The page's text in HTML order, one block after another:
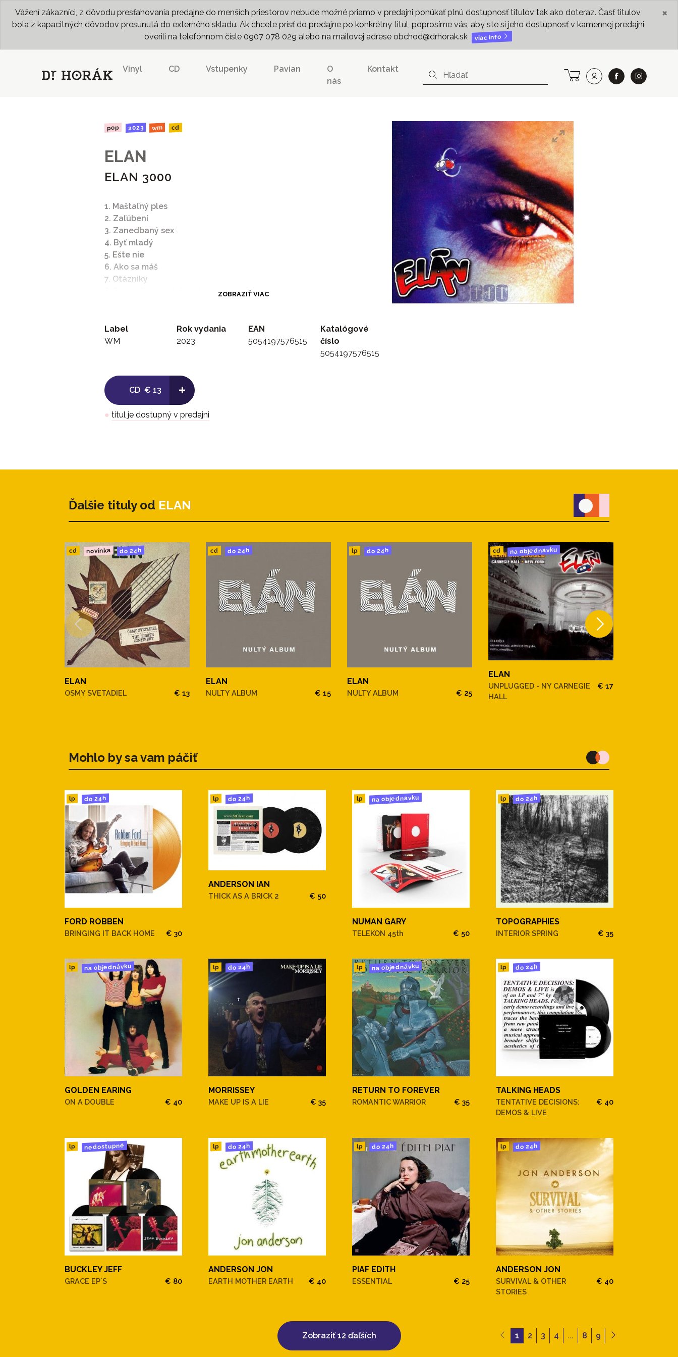
Vážení zákazníci, z dôvodu presťahovania predajne do menších priestorov nebude možné priamo v predajni ponúkať plnú dostupnosť titulov tak ako doteraz. Časť titulov
bola z kapacitných dôvodov presunutá do externého skladu. Ak chcete prísť do predajne po konkrétny titul, poprosíme vás, aby ste si jeho dostupnosť v kamennej predajni
overili na telefónnom čísle 0907 078 029 alebo na mailovej adrese obchod@drhorak.sk
viac info
×
Vinyl CD Vstupenky Pavian
O
nás
Kontakt
pop 2023 wm cd
ELAN
ELAN 3000
1. Maštaľný ples
2. Zaľúbení
3. Zanedbaný sex
4. Byť mladý
5. Ešte nie
6. Ako sa máš
7. Otázniky
11. Jericho
12. Nepolepšiteľní
ZOBRAZIŤ VIAC
Label
WM
Rok vydania
2023
EAN
5054197576515
Katalógové
číslo
5054197576515
CD € 13 +
● titul je dostupný v predajni
Ďalšie tituly od ELAN
cd novinka do 24h
ELAN
OSMY SVETADIEL € 13
cd do 24h
ELAN
NULTY ALBUM € 15
lp do 24h
ELAN
NULTY ALBUM € 25
cd na objednávku
ELAN
UNPLUGGED - NY CARNEGIE
HALL
€ 17
Mohlo by sa vam páčiť
lp do 24h
FORD ROBBEN
BRINGING IT BACK HOME € 30
lp do 24h
ANDERSON IAN
THICK AS A BRICK 2 € 50
lp na objednávku
NUMAN GARY
TELEKON 45th € 50
lp do 24h
TOPOGRAPHIES
INTERIOR SPRING € 35
lp na objednávku
GOLDEN EARING
ON A DOUBLE € 40
lp do 24h
MORRISSEY
MAKE UP IS A LIE € 35
lp na objednávku
RETURN TO FOREVER
ROMANTIC WARRIOR € 35
lp do 24h
TALKING HEADS
TENTATIVE DECISIONS:
DEMOS & LIVE
€ 40
lp nedostupné
BUCKLEY JEFF
GRACE EP´S € 80
lp do 24h
ANDERSON JON
EARTH MOTHER EARTH € 40
lp do 24h
PIAF EDITH
ESSENTIAL € 25
lp do 24h
ANDERSON JON
SURVIVAL & OTHER
STORIES
€ 40
Zobraziť 12 ďaľších 1 2 3 4 ... 8 9